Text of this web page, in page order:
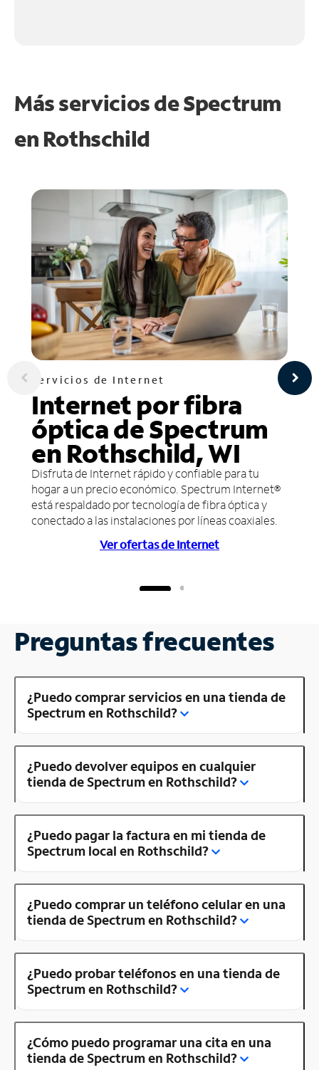
Más servicios de Spectrum
en Rothschild
Servicios de Internet
Internet por fibra
óptica de Spectrum
en Rothschild, WI
Disfruta de Internet rápido y confiable para tu
hogar a un precio económico. Spectrum Internet®
está respaldado por tecnología de fibra óptica y
conectado a las instalaciones por líneas coaxiales.
Ver ofertas de Internet
Preguntas frecuentes
¿Puedo comprar servicios en una tienda de
Spectrum en Rothschild?
¿Puedo devolver equipos en cualquier
tienda de Spectrum en Rothschild?
¿Puedo pagar la factura en mi tienda de
Spectrum local en Rothschild?
¿Puedo comprar un teléfono celular en una
tienda de Spectrum en Rothschild?
¿Puedo probar teléfonos en una tienda de
Spectrum en Rothschild?
¿Cómo puedo programar una cita en una
tienda de Spectrum en Rothschild?